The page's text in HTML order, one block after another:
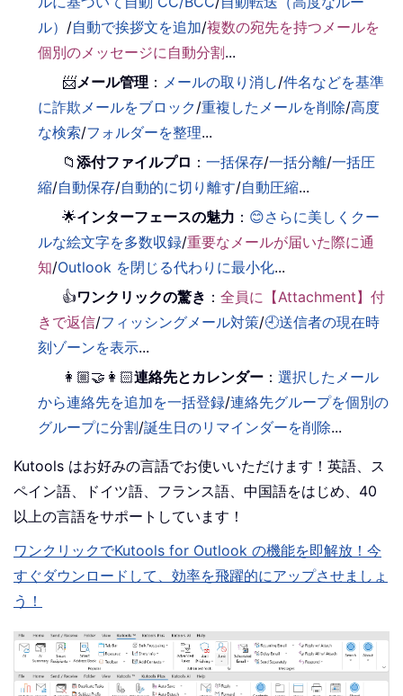
ル） /自動で挨拶文を追加/複数の宛先を持つメールを
個別のメッセージに自動分割...
📨メール管理 ： メールの取り消し/件名などを基準
に詐欺メールをブロック/重複したメールを削除/高度
な検索/フォルダーを整理...
📁添付ファイルプロ ：一括保存/一括分離/一括圧
縮/自動保存/自動的に切り離す/自動圧縮...
🌟インターフェースの魅力 ： 😊さらに美しくクー
ルな絵文字を多数収録/重要なメールが届いた際に通
知/Outlook を閉じる代わりに最小化...
👍ワンクリックの驚き ：全員に【Attachment】付
きで返信/フィッシングメール対策/🕘送信者の現在時
刻ゾーンを表示...
👩🏼‍🤝‍👩🏻連絡先とカレンダー ：選択したメール
から連絡先を追加を一括登録/連絡先グループを個別の
グループに分割/誕生日のリマインダーを削除...
Kutools はお好みの言語でお使いいただけます！英語、ス
ペイン語、ドイツ語、フランス語、中国語をはじめ、40
以上の言語をサポートしています！
ワンクリックでKutools for Outlook の機能を即解放！今
すぐダウンロードして、効率を飛躍的にアップさせましょ
う！